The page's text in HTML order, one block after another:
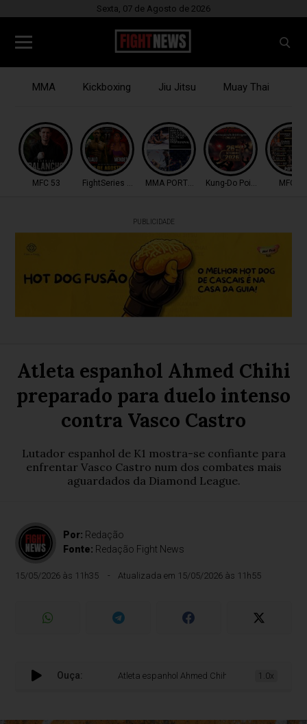
Sexta, 07 de Agosto de 2026
MMA Kickboxing Jiu Jitsu Muay Thai
MFC 53 FightSeries 11 MMA PORTUGALKung-Do Point CombatMFC 53
PUBLICIDADE
Atleta espanhol Ahmed Chihi
preparado para duelo intenso
contra Vasco Castro
Lutador espanhol de K1 mostra-se confiante para
enfrentar Vasco Castro num dos combates mais
aguardados da Diamond League.
Por: Redação
Fonte: Redação Fight News
15/05/2026 às 11h35 Atualizada em 15/05/2026 às 11h55
Ouça: Atleta espanhol Ahmed Chihi preparado para duelo
1.0x